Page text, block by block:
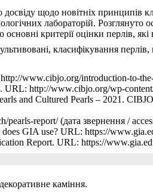
щодо новітніх принципів
лабораторій.
критерії оцінки перлів,
класифікування
www.cibjo.org/introduction-to-
http://www.cibjo.org/wp-
and Cultured Pearls – 2021.
report/ (дата звернення /
GIA use? URL: https://
Report. URL: https://
каміння.